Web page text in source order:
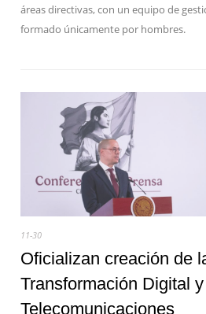
áreas directivas, con un equipo de
formado únicamente por hombres.
11-30
Oficializan creación de
Transformación Digital y
Telecomunicaciones